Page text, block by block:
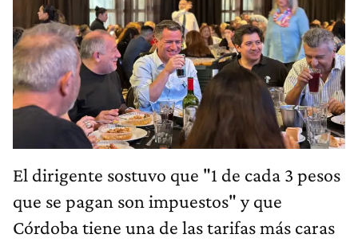
El dirigente sostuvo que "1 de cada 3 pesos
que se pagan son impuestos" y que
Córdoba tiene una de las tarifas más caras